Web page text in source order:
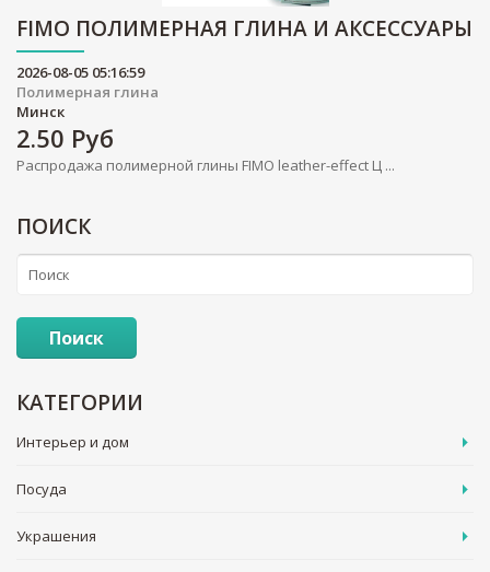
FIMO ПОЛИМЕРНАЯ ГЛИНА И АКСЕССУАРЫ
2026-08-05 05:16:59
Полимерная глина
Минск
2.50 Руб
Распродажа полимерной глины FIMO leather-effect Ц ...
ПОИСК
Поиск
КАТЕГОРИИ
Интерьер и дом
Посуда
Украшения